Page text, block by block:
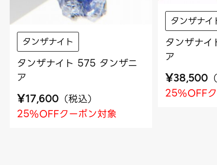
タンザナイト
タンザナイト 575 タンザニ
ア
¥17,600 （税込）
25%OFFクーポン対象
タンザナイ
タンザナ
ア
¥38,500 （
25%OFF